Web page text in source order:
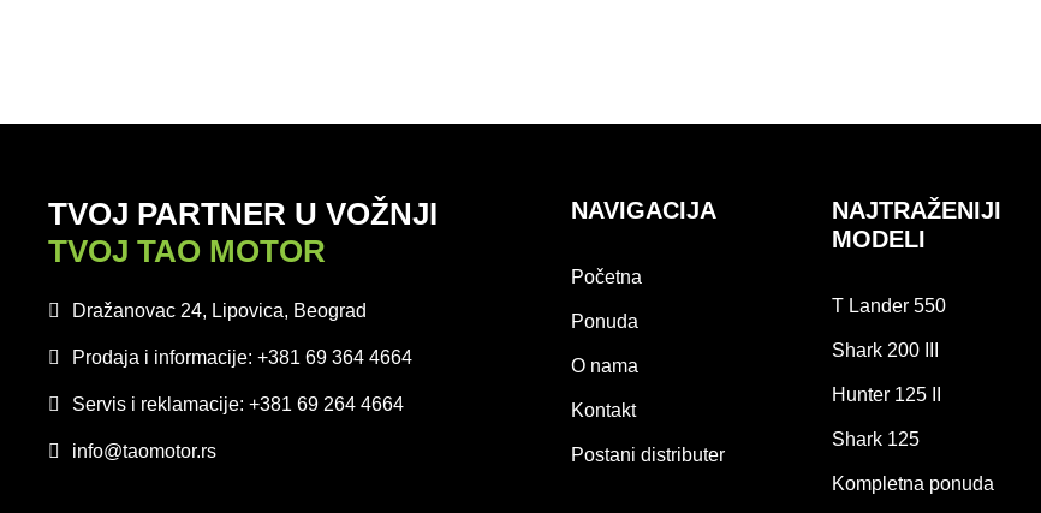
TVOJ PARTNER U VOŽNJI
TVOJ TAO MOTOR
Dražanovac 24, Lipovica, Beograd
Prodaja i informacije: +381 69 364 4664
Servis i reklamacije: +381 69 264 4664
info@taomotor.rs
NAVIGACIJA
Početna
Ponuda
O nama
Kontakt
Postani distributer
NAJTRAŽENIJI
MODELI
T Lander 550
Shark 200 III
Hunter 125 II
Shark 125
Kompletna ponuda